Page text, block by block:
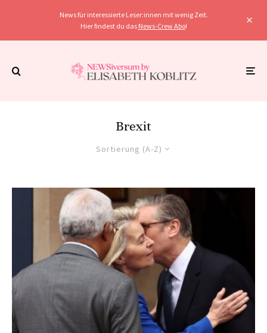
News für interessierte Leser:innen mit wenig Zeit.
Hier findest du das News-Crew Abo!
Brexit
Sortierung (A-Z)